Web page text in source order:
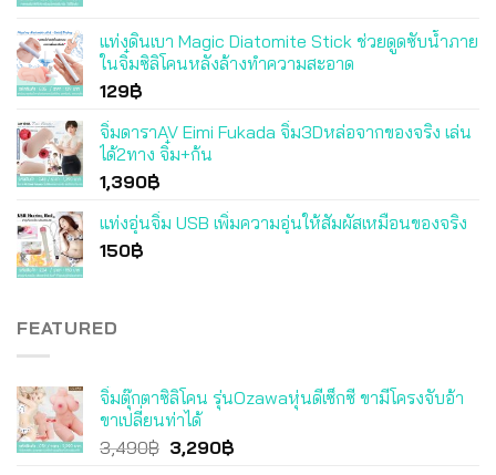
แท่งดินเบา Magic Diatomite Stick ช่วยดูดซับน้ำภาย
ในจิ๋มซิลิโคนหลังล้างทำความสะอาด
129฿
จิ๋มดาราAV Eimi Fukada จิ๋ม3Dหล่อจากของจริง เล่น
ได้2ทาง จิ๋ม+ก้น
1,390฿
แท่งอุ่นจิ๋ม USB เพิ่มความอุ่นให้สัมผัสเหมือนของจริง
150฿
FEATURED
จิ๋มตุ๊กตาซิลิโคน รุ่นOzawaหุ่นดีเซ็กซี่ ขามีโครงจับอ้า
ขาเปลี่ยนท่าได้
3,490฿ Original
3,290฿Current